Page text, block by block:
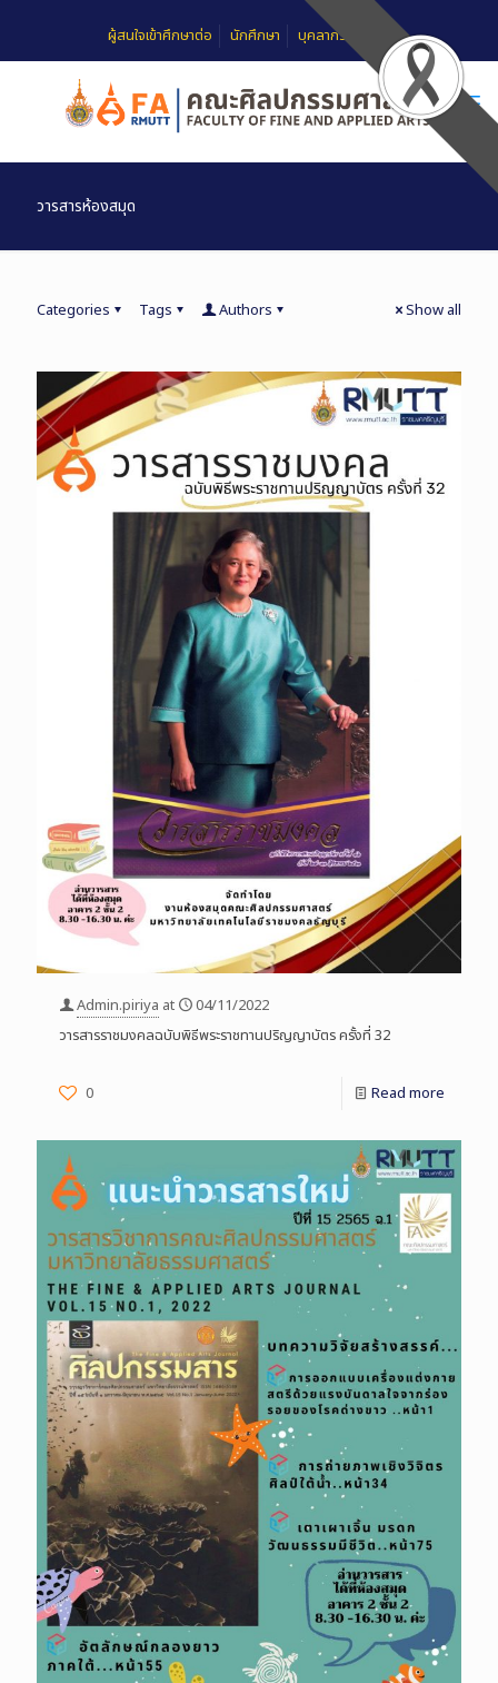
ผู้สนใจเข้าศึกษาต่อ นักศึกษา บุคลากร
วารสารห้องสมุด
Categories Tags Authors Show all
Admin.piriya at
04/11/2022
วารสารราชมงคลฉบับพิธีพระราชทานปริญญาบัตร ครั้งที่ 32
0 Read more